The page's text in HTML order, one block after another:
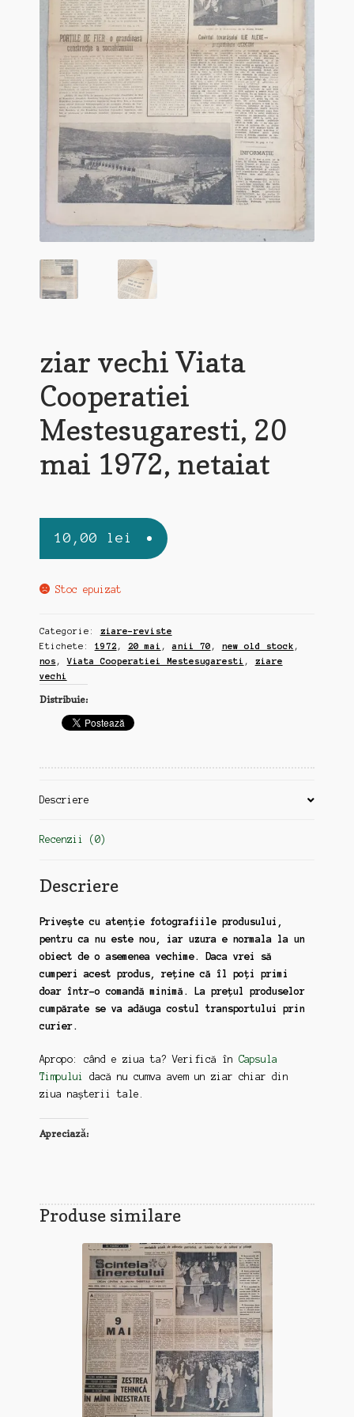
ziar vechi Viata
Cooperatiei
Mestesugaresti, 20
mai 1972, netaiat
10,00 lei
Stoc epuizat
Categorie: ziare-reviste
Etichete: 1972 , 20 mai ,anii 70 , new old stock ,
nos ,Viata Cooperatiei Mestesugaresti , ziare
vechi
Distribuie:
Descriere
Recenzii (0)
Descriere
Privește cu atenție fotografiile produsului,
pentru ca nu este nou, iar uzura e normala la un
obiect de o asemenea vechime. Daca vrei să
cumperi acest produs, reține că îl poți primi
doar într-o comandă minimă. La prețul produselor
cumpărate se va adăuga costul transportului prin
curier.
Apropo: când e ziua ta? Verifică în Capsula
Timpului
dacă nu cumva avem un ziar chiar din
ziua nașterii tale.
Apreciază:
Produse similare